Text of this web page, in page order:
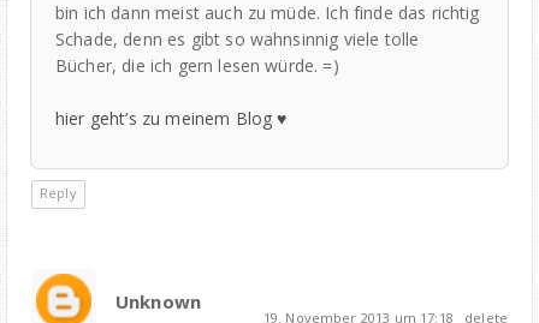
bin ich dann meist auch zu müde. Ich finde das richtig
Schade, denn es gibt so wahnsinnig viele tolle
Bücher, die ich gern lesen würde. =)
hier geht’s zu meinem Blog ♥
Reply
Unknown
19. November 2013 um 17:18 delete